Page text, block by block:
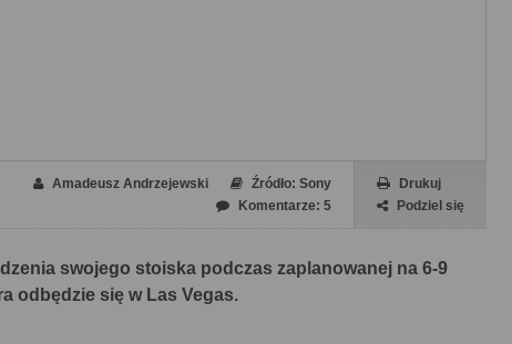
Drukuj
Podziel się
Źródło: Sony
Amadeusz Andrzejewski
Komentarze: 5
swojego stoiska podczas zaplanowanej na 6-9
odbędzie się w Las Vegas.